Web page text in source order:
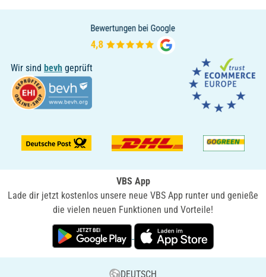
Wir sind bevh geprüft
VBS App
Lade dir jetzt kostenlos unsere neue VBS App runter und genieße
die vielen neuen Funktionen und Vorteile!
DEUTSCH